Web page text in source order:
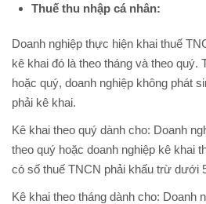
Thuế thu nhập cá nhân:
Doanh nghiệp thực hiện khai thuế
kê khai đó là theo tháng và theo quý.
hoặc quý, doanh nghiệp không phát
phải kê khai.
Kê khai theo quý dành cho: Doanh
theo quý hoặc doanh nghiệp kê khai
có số thuế TNCN phải khấu trừ dưới
Kê khai theo tháng dành cho: Doanh